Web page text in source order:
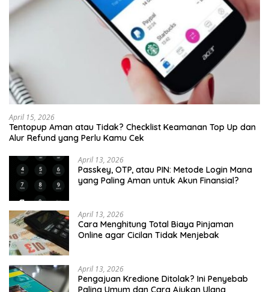
April 15, 2026
Tentopup Aman atau Tidak? Checklist Keamanan Top Up dan
Alur Refund yang Perlu Kamu Cek
April 13, 2026
Passkey, OTP, atau PIN: Metode Login Mana
yang Paling Aman untuk Akun Finansial?
April 13, 2026
Cara Menghitung Total Biaya Pinjaman
Online agar Cicilan Tidak Menjebak
April 13, 2026
Pengajuan Kredione Ditolak? Ini Penyebab
Paling Umum dan Cara Ajukan Ulang